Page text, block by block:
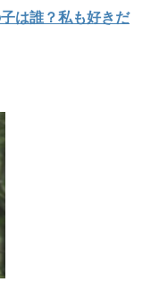
は誰？私も好きだ